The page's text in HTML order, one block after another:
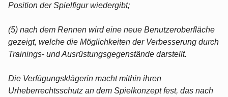
Position der Spielfigur wiedergibt;
(5) nach dem Rennen wird eine neue Benutzeroberfläche
gezeigt, welche die Möglichkeiten der Verbesserung durch
Trainings- und Ausrüstungsgegenstände darstellt.
Die Verfügungsklägerin macht mithin ihren
Urheberrechtsschutz an dem Spielkonzept fest, das nach